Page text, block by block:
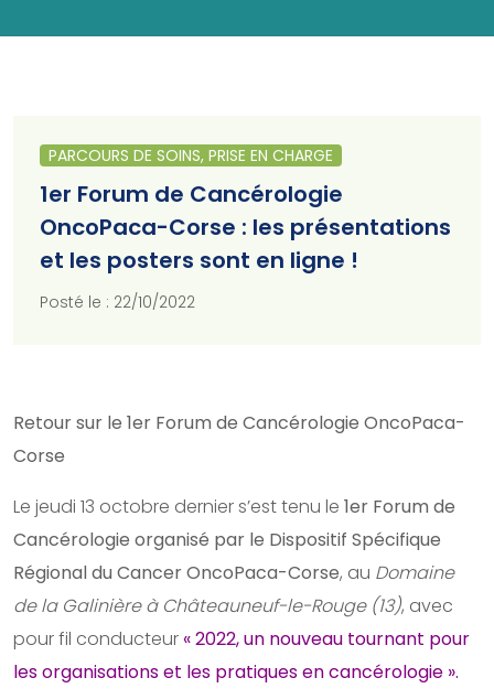
PARCOURS DE SOINS, PRISE EN CHARGE
1er Forum de Cancérologie
OncoPaca-Corse : les présentations
et les posters sont en ligne !
Posté le : 22/10/2022
Retour sur le 1er Forum de Cancérologie OncoPaca-
Corse
Le jeudi 13 octobre dernier s’est tenu le 1er Forum de
Cancérologie organisé par le Dispositif Spécifique
Régional du Cancer OncoPaca-Corse, au Domaine
de la Galinière à Châteauneuf-le-Rouge (13), avec
pour fil conducteur « 2022, un nouveau tournant pour
les organisations et les pratiques en cancérologie ».